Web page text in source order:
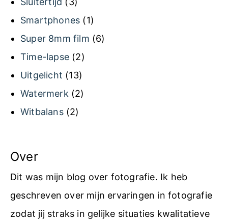
Smartphones (1)
Super 8mm film (6)
Time-lapse (2)
Uitgelicht (13)
Watermerk (2)
Witbalans(2)
Over
Dit was mijn blog over fotografie. Ik heb
geschreven over mijn ervaringen in fotografie
zodat jij straks in gelijke situaties kwalitatieve